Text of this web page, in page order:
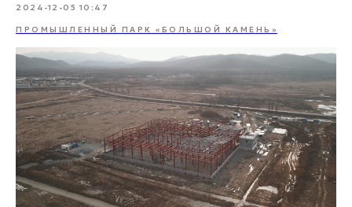
2024-12-05 10:47
ПРОМЫШЛЕННЫЙ ПАРК «БОЛЬШОЙ КАМЕНЬ»